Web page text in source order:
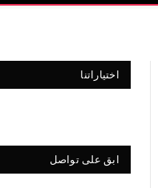
اختياراتنا
ابق على تواصل